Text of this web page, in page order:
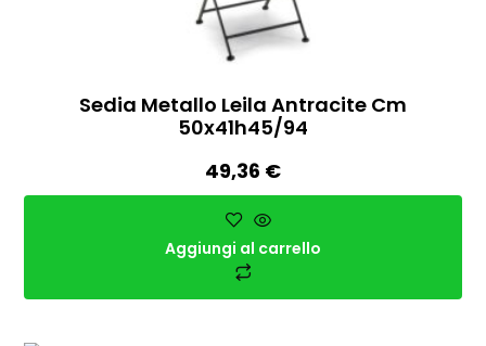
Sedia Metallo Leila Antracite Cm
50x41h45/94
49,36 €
Aggiungi al carrello